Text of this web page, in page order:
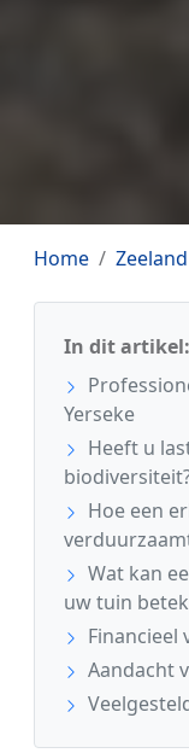
Home Zeeland
In dit artikel:
Yerseke
Heeft u
Hoe een
Wat kan
uw tuin
Aandacht